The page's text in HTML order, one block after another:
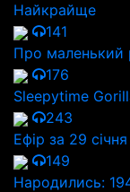
Найкрайще
141
Про маленький
176
Sleepytime
243
Ефір за 29 січня
149
Народились: